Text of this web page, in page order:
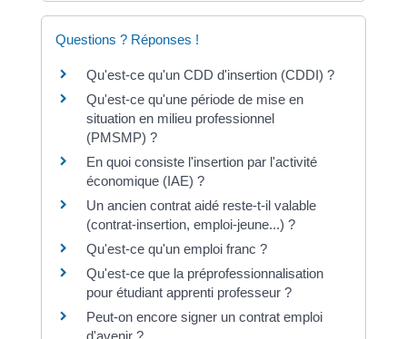
Questions ? Réponses !
Qu'est-ce qu'un CDD d'insertion (CDDI) ?
Qu'est-ce qu'une période de mise en
situation en milieu professionnel
(PMSMP) ?
En quoi consiste l'insertion par l'activité
économique (IAE) ?
Un ancien contrat aidé reste-t-il valable
(contrat-insertion, emploi-jeune...) ?
Qu'est-ce qu'un emploi franc ?
Qu'est-ce que la préprofessionnalisation
pour étudiant apprenti professeur ?
Peut-on encore signer un contrat emploi